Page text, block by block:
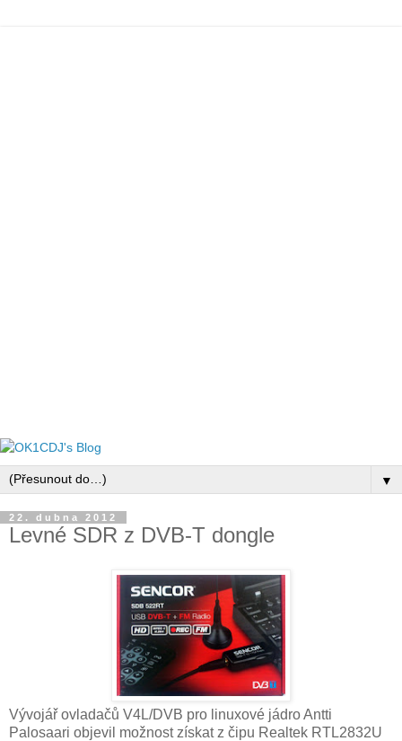
▼
22. dubna 2012
Levné SDR z DVB-T dongle
Vývojář ovladačů V4L/DVB pro linuxové jádro Antti
Palosaari objevil možnost získat z čipu Realtek RTL2832U